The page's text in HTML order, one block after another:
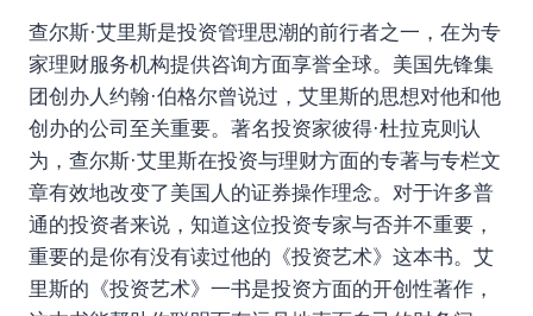
查尔斯·艾里斯是投资管理思潮的前行者之一，在为专
家理财服务机构提供咨询方面享誉全球。美国先锋集
团创办人约翰·伯格尔曾说过，艾里斯的思想对他和他
创办的公司至关重要。著名投资家彼得·杜拉克则认
为，查尔斯·艾里斯在投资与理财方面的专著与专栏文
章有效地改变了美国人的证券操作理念。对于许多普
通的投资者来说，知道这位投资专家与否并不重要，
重要的是你有没有读过他的《投资艺术》这本书。艾
里斯的《投资艺术》一书是投资方面的开创性著作，